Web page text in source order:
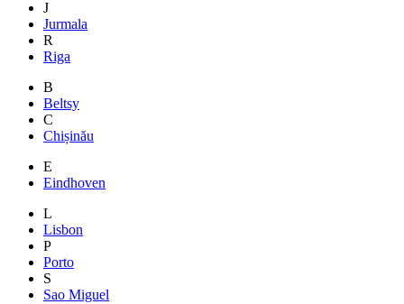
J
Jurmala
R
Riga
B
Beltsy
C
Chișinău
E
Eindhoven
L
Lisbon
P
Porto
S
Sao Miguel